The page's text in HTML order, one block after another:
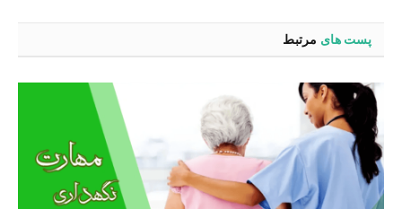
پست های مرتبط